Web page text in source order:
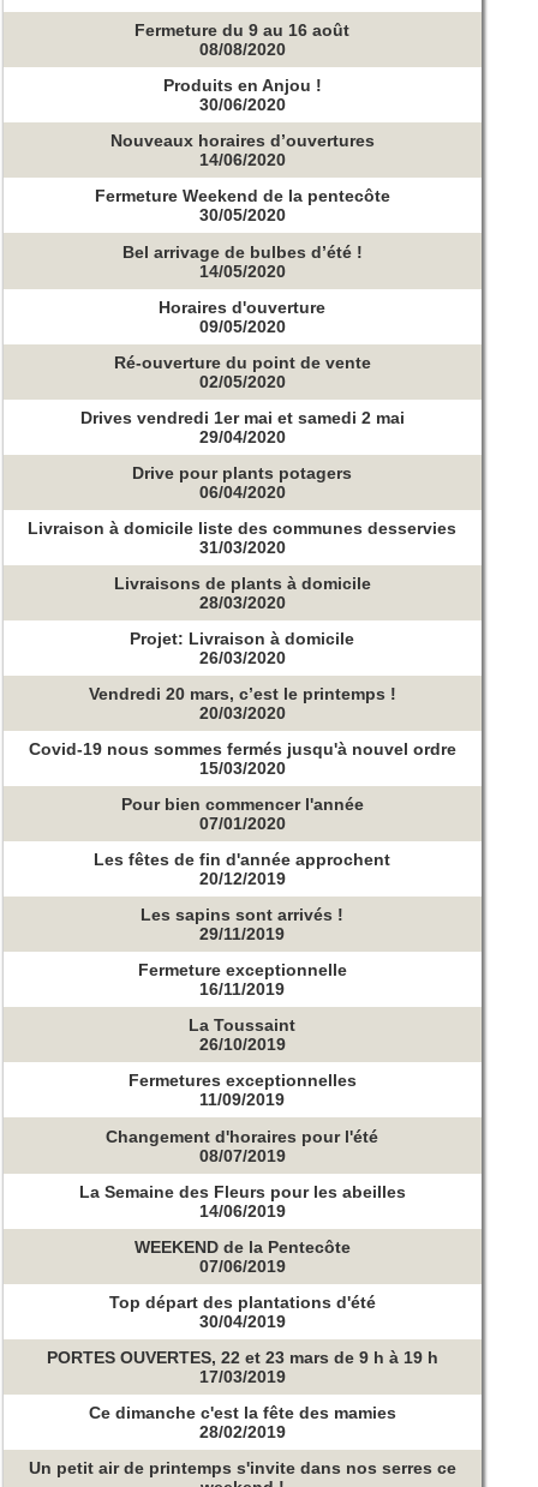
Fermeture du 9 au 16 août
08/08/2020
Produits en Anjou !
30/06/2020
Nouveaux horaires d’ouvertures
14/06/2020
Fermeture Weekend de la pentecôte
30/05/2020
Bel arrivage de bulbes d’été !
14/05/2020
Horaires d'ouverture
09/05/2020
Ré-ouverture du point de vente
02/05/2020
Drives vendredi 1er mai et samedi 2 mai
29/04/2020
Drive pour plants potagers
06/04/2020
Livraison à domicile liste des communes desservies
31/03/2020
Livraisons de plants à domicile
28/03/2020
Projet: Livraison à domicile
26/03/2020
Vendredi 20 mars, c’est le printemps !
20/03/2020
Covid-19 nous sommes fermés jusqu'à nouvel ordre
15/03/2020
Pour bien commencer l'année
07/01/2020
Les fêtes de fin d'année approchent
20/12/2019
Les sapins sont arrivés !
29/11/2019
Fermeture exceptionnelle
16/11/2019
La Toussaint
26/10/2019
Fermetures exceptionnelles
11/09/2019
Changement d'horaires pour l'été
08/07/2019
La Semaine des Fleurs pour les abeilles
14/06/2019
WEEKEND de la Pentecôte
07/06/2019
Top départ des plantations d'été
30/04/2019
PORTES OUVERTES, 22 et 23 mars de 9 h à 19 h
17/03/2019
Ce dimanche c'est la fête des mamies
28/02/2019
Un petit air de printemps s'invite dans nos serres ce